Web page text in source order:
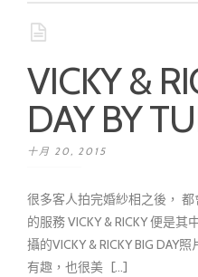
VICKY &
DAY BY
十月 20, 2015
很多客人拍完婚紗相之後， 都
的服務 VICKY & RICKY 便是
攝的VICKY & RICKY BIG DAY
有趣，也很美 [...]